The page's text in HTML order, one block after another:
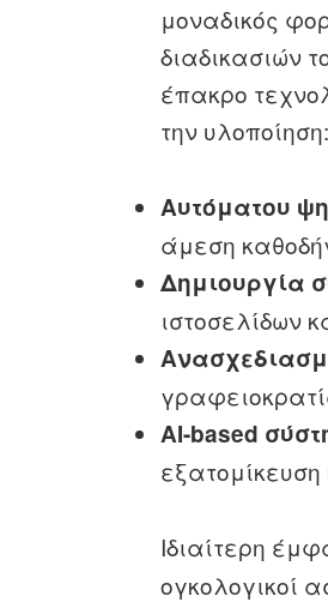
μοναδικός
διαδικασιών
έπακρο
την υλοποίηση:
Αυτόματου
άμεση
Δημιουργία
ιστοσελίδων
AI-based
Ιδιαίτερη
ογκολογικοί